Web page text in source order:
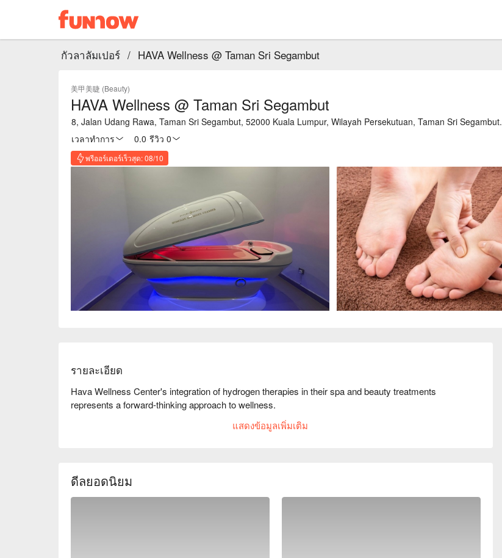
กัวลาลัมเปอร์ / HAVA Wellness @ Taman Sri Segambut
美甲美睫 (Beauty)
HAVA Wellness @ Taman Sri Segambut
8, Jalan Udang Rawa, Taman Sri Segambut, 52000 Kuala Lumpur, Wilayah Persekutuan, Taman Sri Segambut.
เวลาทำการ
0.0 รีวิว 0
พรีออร์เดอร์เร็วสุด: 08/10
รายละเอียด
Hava Wellness Center's integration of hydrogen therapies in their spa and beauty treatments
represents a forward-thinking approach to wellness.
แสดงข้อมูลเพิ่มเติม
ดีลยอดนิยม